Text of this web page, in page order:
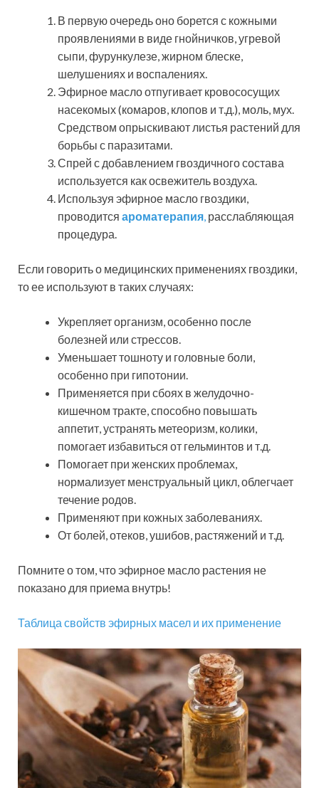
В первую очередь оно борется с кожными
проявлениями в виде гнойничков, угревой
сыпи, фурункулезе, жирном блеске,
шелушениях и воспалениях.
Эфирное масло отпугивает кровососущих
насекомых (комаров, клопов и т.д.), моль, мух.
Средством опрыскивают листья растений для
борьбы с паразитами.
Спрей с добавлением гвоздичного состава
используется как освежитель воздуха.
Используя эфирное масло гвоздики,
проводится ароматерапия расслабляющая
процедура.
Если говорить о медицинских применениях гвоздики,
то ее используют в таких случаях:
Укрепляет организм, особенно после
болезней или стрессов.
Уменьшает тошноту и головные боли,
особенно при гипотонии.
Применяется при сбоях в желудочно-
кишечном тракте, способно повышать
аппетит, устранять метеоризм, колики,
помогает избавиться от гельминтов и т.д.
Помогает при женских проблемах,
нормализует менструальный цикл, облегчает
течение родов.
Применяют при кожных заболеваниях.
От болей, отеков, ушибов, растяжений и т.д.
Помните о том, что эфирное масло растения не
показано для приема внутрь!
Таблица свойств эфирных масел и их применение